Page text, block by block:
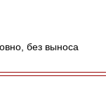
без выноса